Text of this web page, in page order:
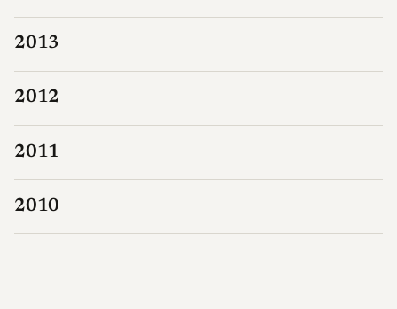
2013
2012
2011
2010